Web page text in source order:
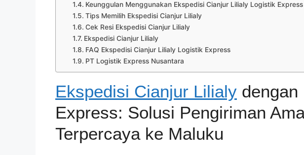
Keunggulan Menggunakan Ekspedisi Cianjur Lilialy Logistik Express
Tips Memilih Ekspedisi Cianjur Lilialy
Cek Resi Ekspedisi Cianjur Lilialy
Ekspedisi Cianjur Lilialy
FAQ Ekspedisi Cianjur Lilialy Logistik Express
PT Logistik Express Nusantara
Ekspedisi Cianjur Lilialy dengan
Express: Solusi Pengiriman
Terpercaya ke Maluku